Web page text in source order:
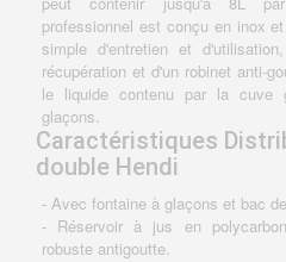
professionnel est conçu en inox
simple d'entretien et
récupération et d'un robinet anti-
le liquide contenu par la cuve
glaçons.
Caractéristiques
double Hendi
- Avec fontaine à glaçons et bac
- Réservoir à jus en
robuste antigoutte.